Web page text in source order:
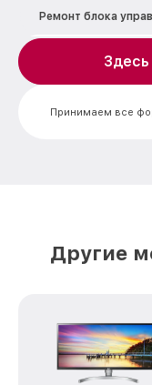
Ремонт блока
Замена блока
Принимаем все
Другие